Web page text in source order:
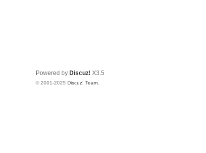
Powered by Discuz! X3.5
© 2001-2025 Discuz! Team